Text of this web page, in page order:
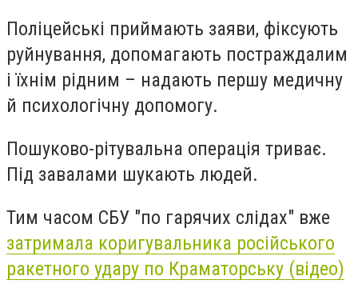
Поліцейські приймають заяви, фіксують
руйнування, допомагають постраждалим
і їхнім рідним – надають першу медичну
й психологічну допомогу.
Пошуково-рітувальна операція триває.
Під завалами шукають людей.
Тим часом СБУ "по гарячих слідах" вже
затримала коригувальника російського
ракетного удару по Краматорську (відео)